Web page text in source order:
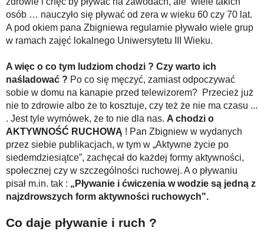
osób … nauczyło się pływać od zera w wieku 60 czy 70 lat.
A pod okiem pana Zbigniewa regularnie pływało wiele grup
w ramach zajęć lokalnego Uniwersytetu III Wieku.
A więc o co tym ludziom chodzi ? Czy warto ich
naśladować ? Po co się męczyć, zamiast odpoczywać
sobie w domu na kanapie przed telewizorem? Przecież już
nie to zdrowie albo że to kosztuje, czy też że nie ma czasu ...
. Jest tyle wymówek, że to nie dla nas. A chodzi o
AKTYWNOŚĆ RUCHOWĄ ! Pan Zbigniew w wydanych
przez siebie publikacjach, w tym w „Aktywne życie po
siedemdziesiątce”, zachęcał do każdej formy aktywności,
społecznej czy w szczególności ruchowej. A o pływaniu
pisał m.in. tak : „Pływanie i ćwiczenia w wodzie są jedną z
najzdrowszych form aktywności ruchowych".
Co daje pływanie i ruch ?